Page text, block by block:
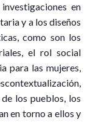
en
y a los diseños
como son los
el rol social
para las mujeres,
los pueblos, los
en torno a ellos y